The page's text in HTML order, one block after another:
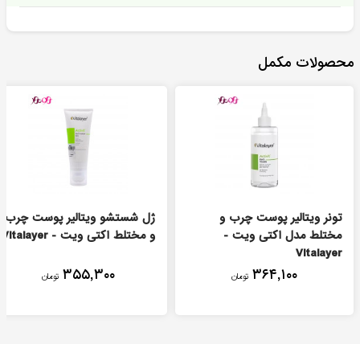
محصولات مکمل
تونر ویتالیر پوست چرب و
مختلط مدل اکتی ویت -
Vitalayer
۳۶۴,۱۰۰ تومان
ژل شستشو ویتالیر پوست چرب
و مختلط اکتی ویت - Vitalayer
۳۵۵,۳۰۰ تومان